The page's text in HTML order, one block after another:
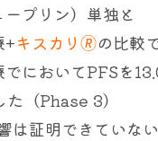
プリン）単独と
+キスカリ🄬の比較
においてPFSを
（Phase 3）
は証明できていない